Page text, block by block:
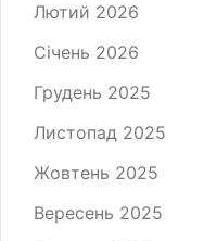
Лютий 2026
Січень 2026
Грудень 2025
Листопад 2025
Жовтень 2025
Вересень 2025